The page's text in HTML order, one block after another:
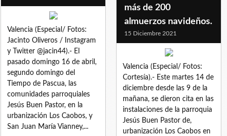
Valencia (Especial/ Fotos:
Jacinto Oliveros / Instagram
y Twitter @jacin44).- El
pasado domingo 16 de abril,
segundo domingo del
Tiempo de Pascua, las
comunidades parroquiales
Jesús Buen Pastor, en la
urbanización Los Caobos, y
San Juan María Vianney,...
más de 200
almuerzos navideños.
15 Diciembre 2021
Valencia (Especial/ Fotos:
Cortesía).- Este martes 14 de
diciembre desde las 9 de la
mañana, se dieron cita en las
instalaciones de la parroquia
Jesús Buen Pastor de,
urbanización Los Caobos en